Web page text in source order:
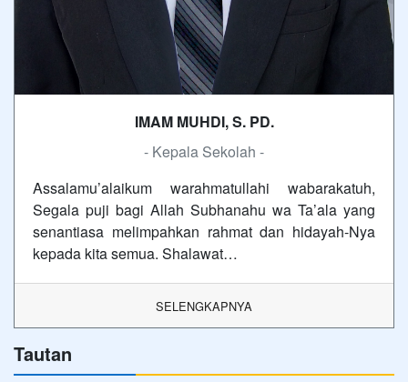
IMAM MUHDI, S. PD.
- Kepala Sekolah -
Assalamu’alaikum warahmatullahi wabarakatuh,
Segala puji bagi Allah Subhanahu wa Ta’ala yang
senantiasa melimpahkan rahmat dan hidayah-Nya
kepada kita semua. Shalawat…
SELENGKAPNYA
Tautan